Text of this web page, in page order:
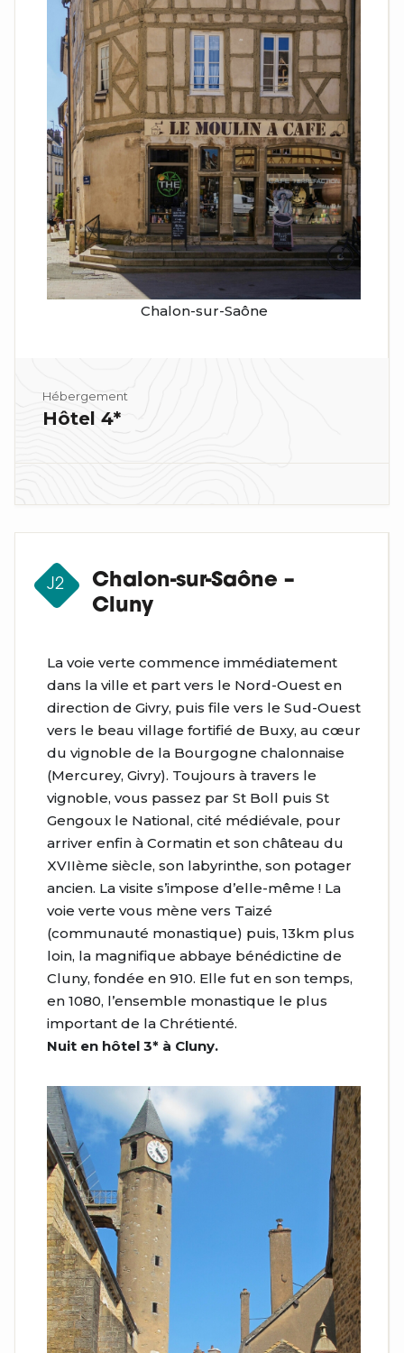
Chalon-sur-Saône
Hébergement
Hôtel 4*
J2
Chalon-sur-Saône –
Cluny
La voie verte commence immédiatement
dans la ville et part vers le Nord-Ouest en
direction de Givry, puis file vers le Sud-Ouest
vers le beau village fortifié de Buxy, au cœur
du vignoble de la Bourgogne chalonnaise
(Mercurey, Givry). Toujours à travers le
vignoble, vous passez par St Boll puis St
Gengoux le National, cité médiévale, pour
arriver enfin à Cormatin et son château du
XVIIème siècle, son labyrinthe, son potager
ancien. La visite s’impose d’elle-même ! La
voie verte vous mène vers Taizé
(communauté monastique) puis, 13km plus
loin, la magnifique abbaye bénédictine de
Cluny, fondée en 910. Elle fut en son temps,
en 1080, l’ensemble monastique le plus
important de la Chrétienté.
Nuit en hôtel 3* à Cluny.